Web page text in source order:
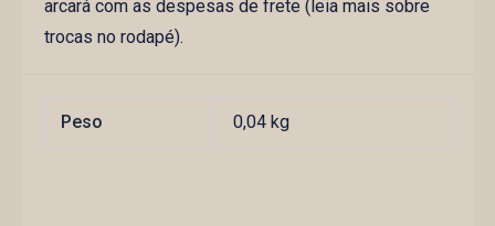
arcará com as despesas de frete (leia mais sobre
trocas no rodapé).
Peso 0,04 kg